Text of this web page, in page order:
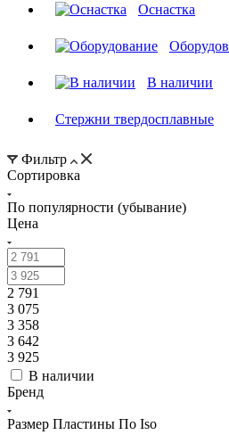
Оснастка
В наличии
Стержни твердосплавные
Фильтр
Сортировка
По популярности (убывание)
Цена
2 791
3 075
3 358
3 642
3 925
В наличии
Бренд
Размер Пластины По Iso